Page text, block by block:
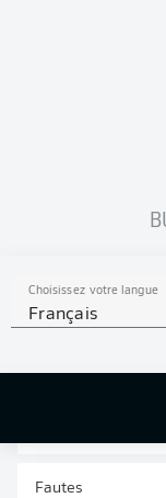
Choisissez votre langue
Français
Fautes